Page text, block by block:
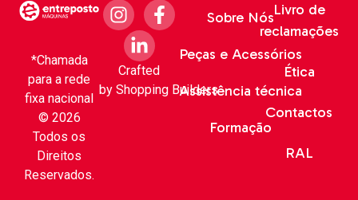
*Chamada
para a rede
fixa nacional
© 2026
Todos os
Direitos
Reservados.
Sobre Nós
Peças e Acessórios
Assistência técnica
Formação
Livro de
reclamações
Ética
Contactos
RAL
Crafted
by Shopping Builders